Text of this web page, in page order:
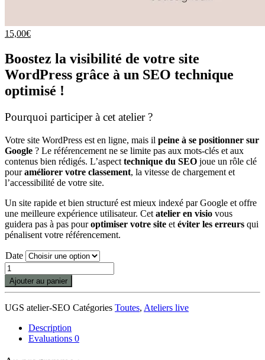
15,00€
Boostez la visibilité de votre site
WordPress grâce à un SEO technique
optimisé !
Pourquoi participer à cet atelier ?
Votre site WordPress est en ligne, mais il peine à se positionner sur
Google ? Le référencement ne se limite pas aux mots-clés et aux
contenus bien rédigés. L’aspect technique du SEO joue un rôle clé
pouraméliorer votre classement, la vitesse de chargement et
l’accessibilité de votre site.
Un site rapide et bien structuré est mieux indexé par Google et offre
une meilleure expérience utilisateur. Cet atelier en visio vous
guidera pas à pas pouroptimiser votre site et éviter les erreurs qui
pénalisent votre référencement.
Date
quantité
de
Atelier
visio
SEO
Technique
Ajouter au panier
UGS atelier-SEO Catégories Toutes, Ateliers live
Description
Evaluations 0